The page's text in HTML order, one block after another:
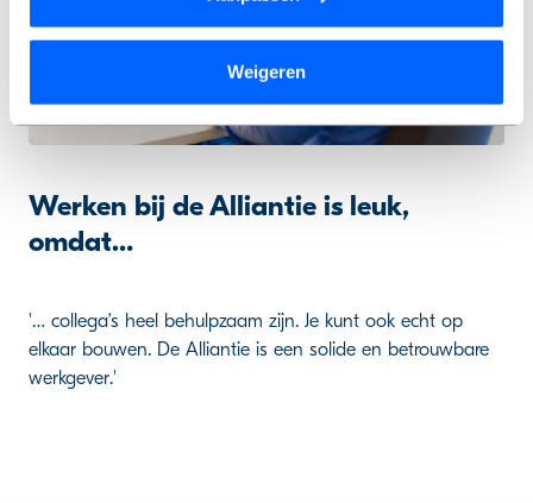
We werken samen met9 derdendie uw gegevens
Weigeren
Werken bij de Alliantie is leuk,
omdat…
'… collega’s heel behulpzaam zijn. Je kunt ook echt op
elkaar bouwen. De Alliantie is een solide en betrouwbare
werkgever.'